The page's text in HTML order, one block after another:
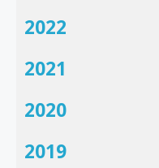
2022
2021
2020
2019